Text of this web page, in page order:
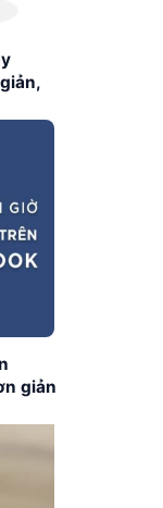
giản